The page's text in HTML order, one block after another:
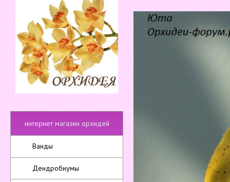
интернет магазин орхидей
Ванды
Дендробиумы